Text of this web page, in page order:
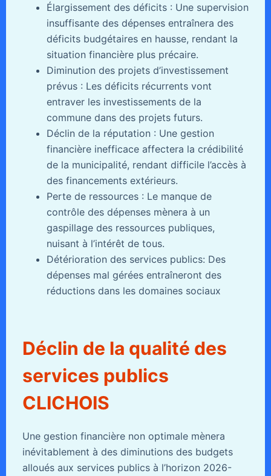
Élargissement des déficits : Une supervision
insuffisante des dépenses entraînera des
déficits budgétaires en hausse, rendant la
situation financière plus précaire.
Diminution des projets d’investissement
prévus : Les déficits récurrents vont
entraver les investissements de la
commune dans des projets futurs.
Déclin de la réputation : Une gestion
financière inefficace affectera la crédibilité
de la municipalité, rendant difficile l’accès à
des financements extérieurs.
Perte de ressources : Le manque de
contrôle des dépenses mènera à un
gaspillage des ressources publiques,
nuisant à l’intérêt de tous.
Détérioration des services publics: Des
dépenses mal gérées entraîneront des
réductions dans les domaines sociaux
Déclin de la qualité des
services publics
CLICHOIS
Une gestion financière non optimale mènera
inévitablement à des diminutions des budgets
alloués aux services publics à l’horizon 2026-